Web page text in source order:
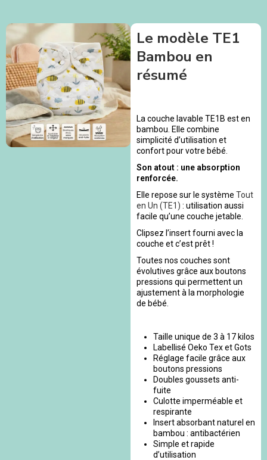
Le modèle TE1
Bambou en
résumé
La couche lavable TE1B est en
bambou. Elle combine
simplicité d’utilisation et
confort pour votre bébé.
Son atout : une absorption
renforcée.
Elle repose sur le système Tout
en Un (TE1) : utilisation aussi
facile qu’une couche jetable.
Clipsez l’insert fourni avec la
couche et c’est prêt !
Toutes nos couches sont
évolutives grâce aux boutons
pressions qui permettent un
ajustement à la morphologie
de bébé.
Taille unique de 3 à 17 kilos
Labellisé Oeko Tex et Gots
Réglage facile grâce aux
boutons pressions
Doubles goussets anti-
fuite
Culotte imperméable et
respirante
Insert absorbant naturel en
bambou : antibactérien
Simple et rapide
d’utilisation